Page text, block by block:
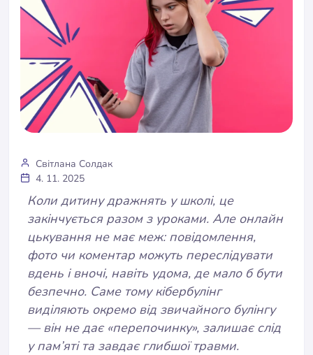
Світлана Солдак
4. 11. 2025
Коли дитину дражнять у школі, це
закінчується разом з уроками. Але онлайн
цькування не має меж: повідомлення,
фото чи коментар можуть переслідувати
вдень і вночі, навіть удома, де мало б бути
безпечно. Саме тому кібербулінг
виділяють окремо від звичайного булінгу
— він не дає «перепочинку», залишає слід
у пам’яті та завдає глибшої травми.